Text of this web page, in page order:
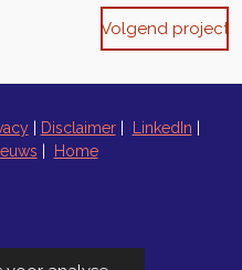
Volgend project
| Disclaimer| LinkedIn |
| Home